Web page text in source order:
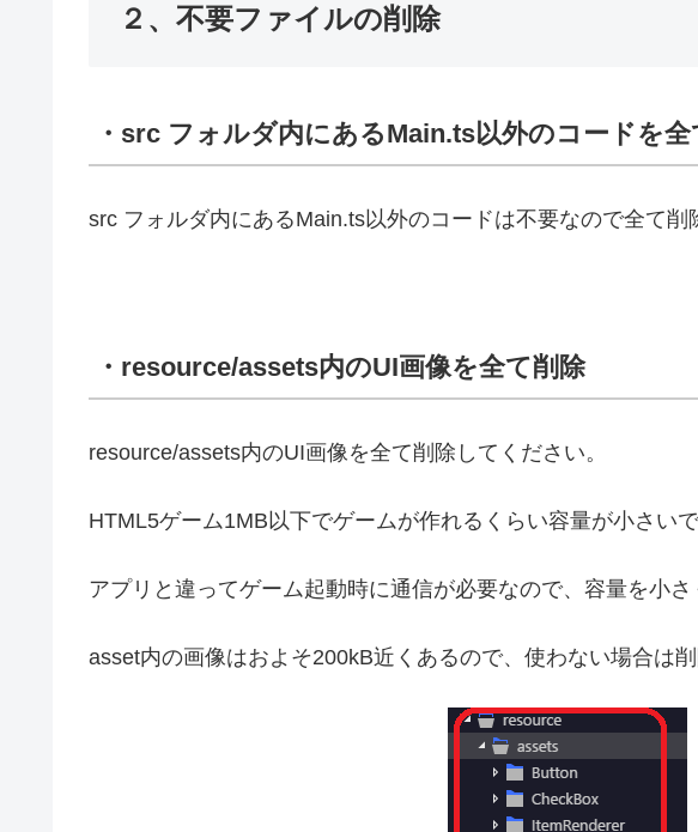
２、不要ファイルの削除
・src フォルダ内にあるMain.ts以外のコードを全
src フォルダ内にあるMain.ts以外のコードは不要なので全て削
・resource/assets内のUI画像を全て削除
resource/assets内のUI画像を全て削除してください。
HTML5ゲーム1MB以下でゲームが作れるくらい容量が小さいで
アプリと違ってゲーム起動時に通信が必要なので、容量を小さ
asset内の画像はおよそ200kB近くあるので、使わない場合は削